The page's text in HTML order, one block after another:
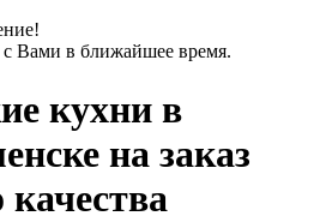
Вами в ближайшее время.
кухни в
на заказ